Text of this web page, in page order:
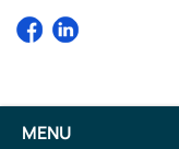
MENU